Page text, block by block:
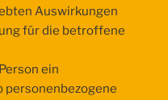
Auswirkungen
für die betroffene
ein
personenbezogene